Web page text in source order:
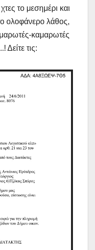
το μεσημέρι και
ολοφάνερο λάθος,
καμαρωτές
Δείτε τις: